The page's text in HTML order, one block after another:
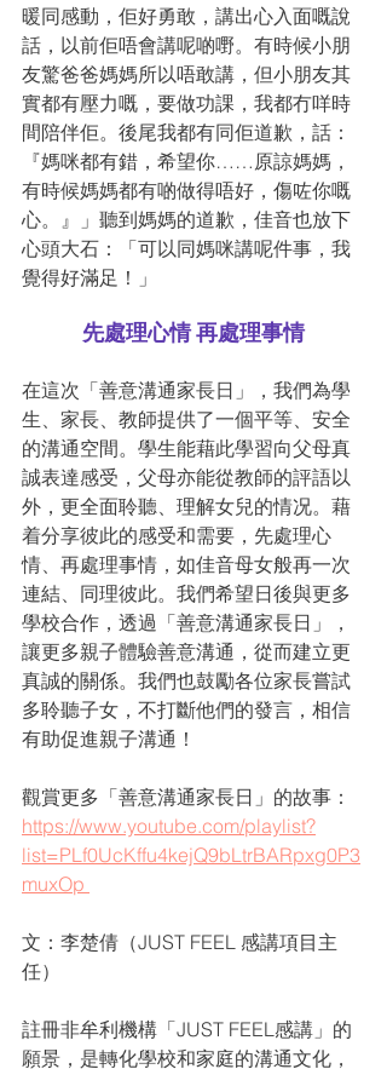
暖同感動，佢好勇敢，講出心入面嘅說
話，以前佢唔會講呢啲嘢。有時候小朋
友驚爸爸媽媽所以唔敢講，但小朋友其
實都有壓力嘅，要做功課，我都冇咩時
間陪伴佢。後尾我都有同佢道歉，話：
『媽咪都有錯，希望你……原諒媽媽，
有時候媽媽都有啲做得唔好，傷咗你嘅
心。』」聽到媽媽的道歉，佳音也放下
心頭大石：「可以同媽咪講呢件事，我
覺得好滿足！」
先處理心情 再處理事情
在這次「善意溝通家長日」，我們為學
生、家長、教師提供了一個平等、安全
的溝通空間。學生能藉此學習向父母真
誠表達感受，父母亦能從教師的評語以
外，更全面聆聽、理解女兒的情况。藉
着分享彼此的感受和需要，先處理心
情、再處理事情，如佳音母女般再一次
連結、同理彼此。我們希望日後與更多
學校合作，透過「善意溝通家長日」，
讓更多親子體驗善意溝通，從而建立更
真誠的關係。我們也鼓勵各位家長嘗試
多聆聽子女，不打斷他們的發言，相信
有助促進親子溝通！
觀賞更多「善意溝通家長日」的故事：
https://www.youtube.com/playlist?
list=PLf0UcKffu4kejQ9bLtrBARpxg0P3
muxOp
文：李楚倩（JUST FEEL 感講項目主
任）
註冊非牟利機構「JUST FEEL感講」的
願景，是轉化學校和家庭的溝通文化，